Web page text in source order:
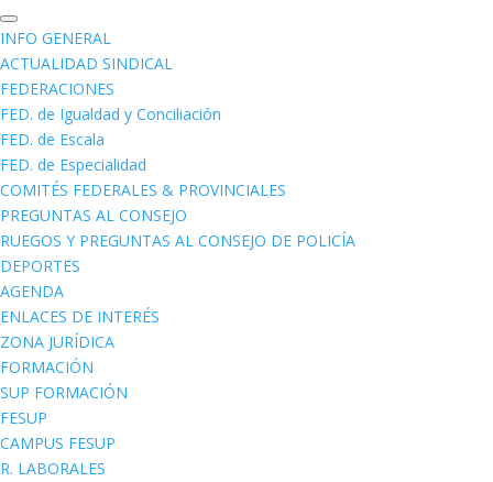
INFO GENERAL
ACTUALIDAD SINDICAL
FEDERACIONES
FED. de Igualdad y Conciliación
FED. de Escala
FED. de Especialidad
COMITÉS FEDERALES & PROVINCIALES
PREGUNTAS AL CONSEJO
RUEGOS Y PREGUNTAS AL CONSEJO DE POLICÍA
DEPORTES
AGENDA
ENLACES DE INTERÉS
ZONA JURÍDICA
FORMACIÓN
SUP FORMACIÓN
FESUP
CAMPUS FESUP
R. LABORALES